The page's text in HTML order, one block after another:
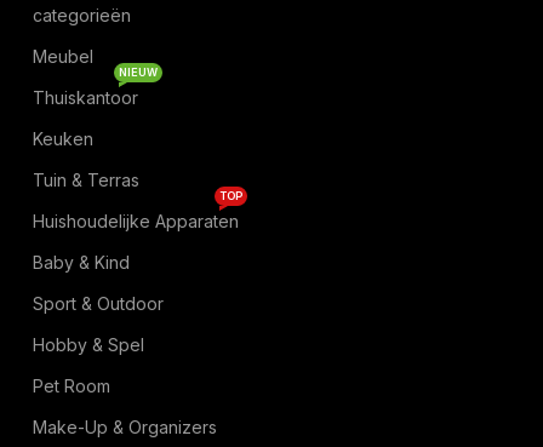
categorieën
Meubel
Thuiskantoor
NIEUW
Keuken
Tuin & Terras
Huishoudelijke Apparaten
TOP
Baby & Kind
Sport & Outdoor
Hobby & Spel
Pet Room
Make-Up & Organizers